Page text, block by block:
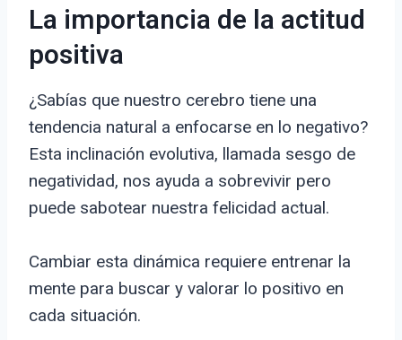
La importancia de la actitud
positiva
¿Sabías que nuestro cerebro tiene una
tendencia natural a enfocarse en lo negativo?
Esta inclinación evolutiva, llamada sesgo de
negatividad, nos ayuda a sobrevivir pero
puede sabotear nuestra felicidad actual.
Cambiar esta dinámica requiere entrenar la
mente para buscar y valorar lo positivo en
cada situación.